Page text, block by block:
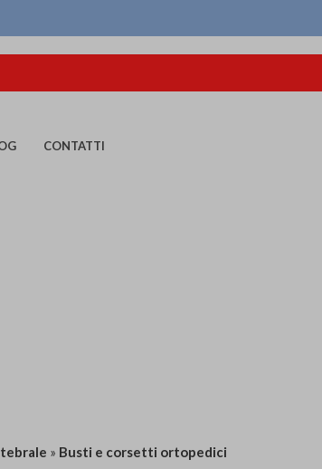
CONTATTI
» Busti e corsetti ortopedici